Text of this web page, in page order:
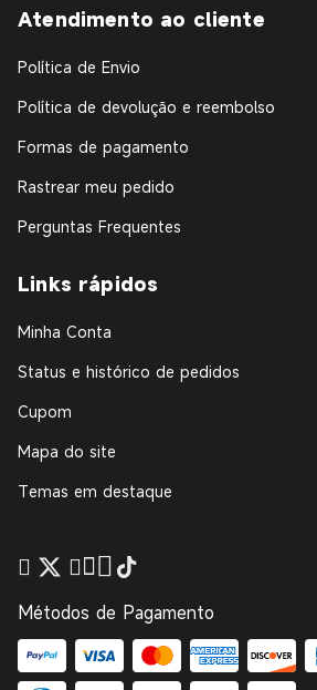
Atendimento ao cliente
Política de Envio
Política de devolução e reembolso
Formas de pagamento
Rastrear meu pedido
Perguntas Frequentes
Links rápidos
Minha Conta
Status e histórico de pedidos
Cupom
Mapa do site
Temas em destaque
Métodos de Pagamento